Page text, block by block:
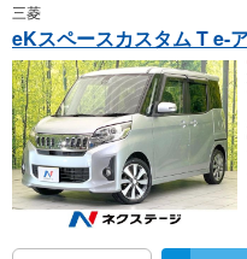
三菱
eKスペースカスタム T e-